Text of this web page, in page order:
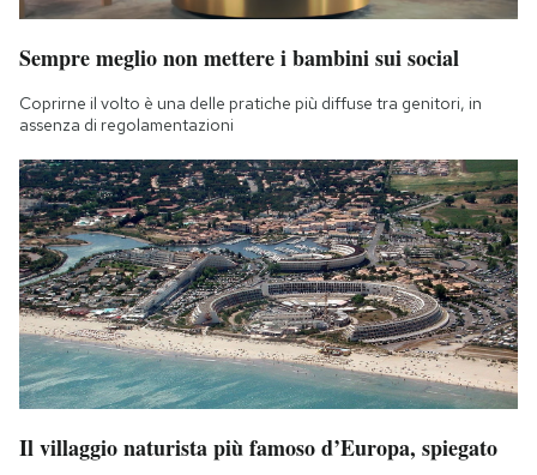
Sempre meglio non mettere i bambini sui social
Coprirne il volto è una delle pratiche più diffuse tra genitori, in
assenza di regolamentazioni
Il villaggio naturista più famoso d’Europa, spiegato